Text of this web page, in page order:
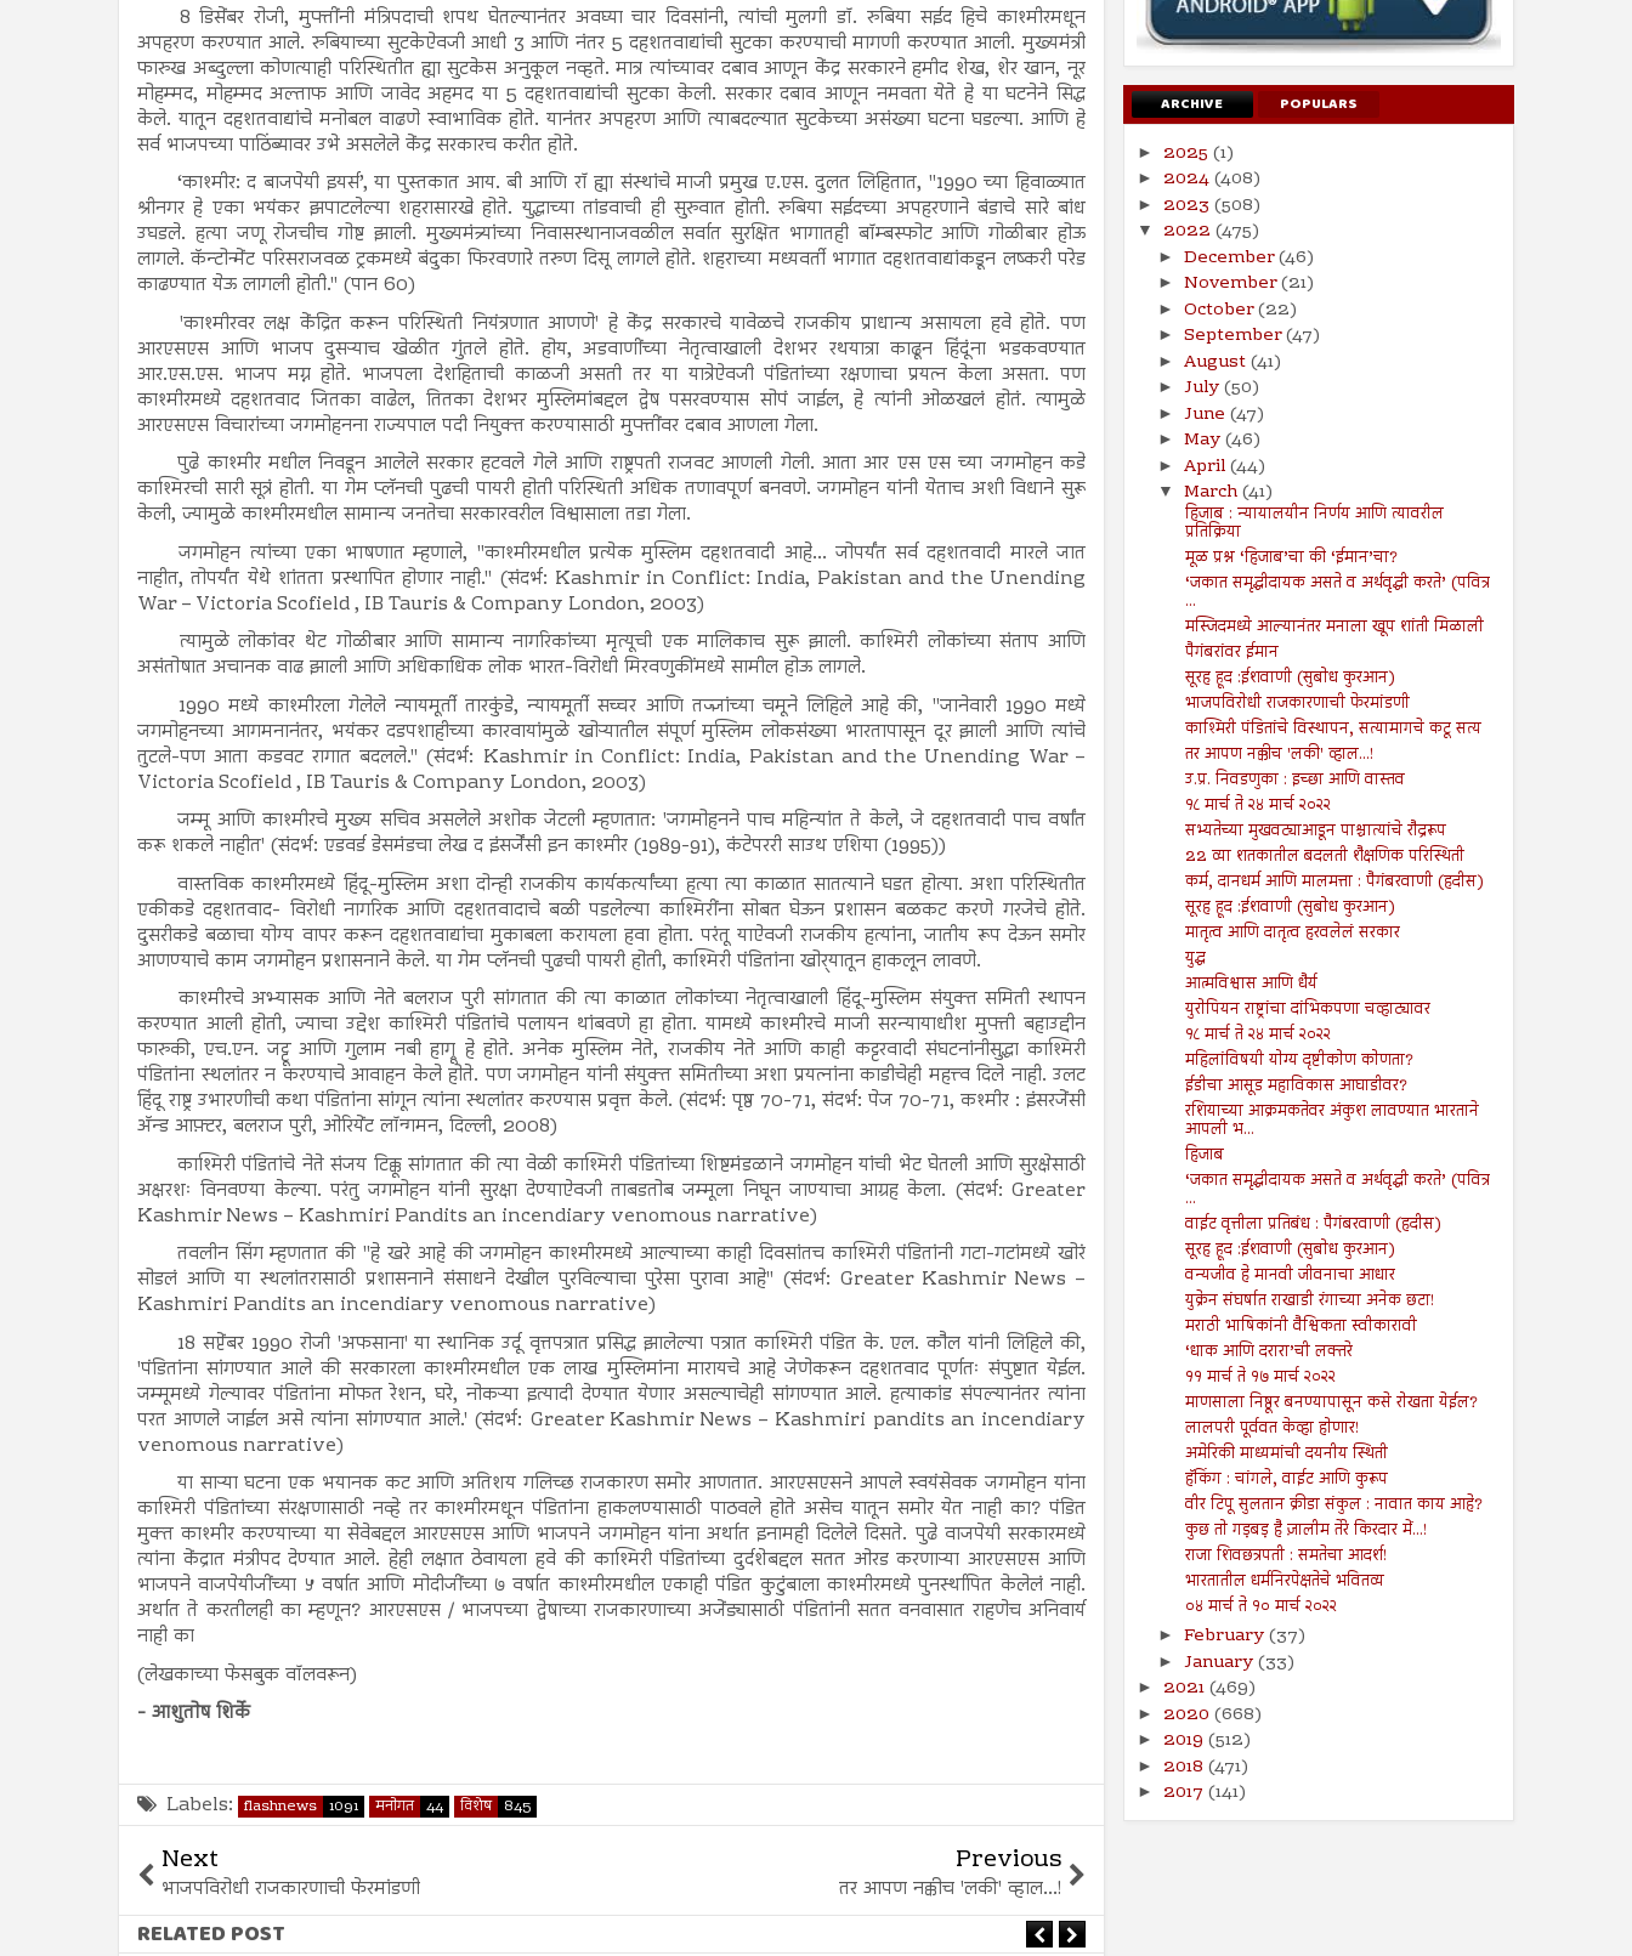
8 डिसेंबर रोजी, मुफ्तींनी मंत्रि‍पदाची शपथ घेतल्यानंतर अवघ्या चार दिवसांनी, त्यांची मुलगी डॉ. रुबिया सईद हिचे काश्मीरमधून
अपहरण करण्यात आले. रुबियाच्या सुटकेऐवजी आधी 3 आणि नंतर 5 दहशतवाद्यांची सुटका करण्याची मागणी करण्यात आली. मुख्यमंत्री
फारुख अब्दुल्ला कोणत्याही परिस्थितीत ह्या सुटकेस अनुकूल नव्हते. मात्र त्यांच्यावर दबाव आणून केंद्र सरकारने हमीद शेख, शेर खान, नूर
मोहम्मद, मोहम्मद अल्ताफ आणि जावेद अहमद या 5 दहशतवाद्यांची सुटका केली. सरकार दबाव आणून नमवता येते हे या घटनेने सिद्ध
केले. यातून दहशतवाद्यांचे मनोबल वाढणे स्वाभाविक होते. यानंतर अपहरण आणि त्याबदल्यात सुटकेच्या असंख्या घटना घडल्या. आणि हे
सर्व भाजपच्या पाठिंब्यावर उभे असलेले केंद्र सरकारच करीत होते.
‘काश्मीर: द बाजपेयी इयर्स’, या पुस्तकात आय. बी आणि रॉ ह्या संस्थांचे माजी प्रमुख ए.एस. दुलत लिहितात, "1990 च्या हिवाळ्यात
श्रीनगर हे एका भयंकर झपाटलेल्या शहरासारखे होते. युद्धाच्या तांडवाची ही सुरुवात होती. रुबिया सईदच्या अपहरणाने बंडाचे सारे बांध
उघडले. हत्या जणू रोजचीच गोष्ट झाली. मुख्यमंत्र्यांच्या निवासस्थानाजवळील सर्वात सुरक्षित भागातही बॉम्बस्फोट आणि गोळीबार होऊ
लागले. कॅन्टोन्मेंट परिसराजवळ ट्रकमध्ये बंदुका फिरवणारे तरुण दिसू लागले होते. शहराच्या मध्यवर्ती भागात दहशतवाद्यांकडून लष्करी परेड
काढण्यात येऊ लागली होती." (पान 60)
'काश्मीरवर लक्ष केंद्रित करून परिस्थिती नियंत्रणात आणणे' हे केंद्र सरकारचे यावेळचे राजकीय प्राधान्य असायला हवे होते. पण
आरएसएस आणि भाजप दुसऱ्याच खेळीत गुंतले होते. होय, अडवाणींच्या नेतृत्वाखाली देशभर रथयात्रा काढून हिंदूंना भडकवण्यात
आर.एस.एस. भाजप मग्न होते. भाजपला देशहिताची काळजी असती तर या यात्रेऐवजी पंडितांच्या रक्षणाचा प्रयत्न केला असता. पण
काश्मीरमध्ये दहशतवाद जितका वाढेल, तितका देशभर मुस्लिमांबद्दल द्वेष पसरवण्यास सोपं जाईल, हे त्यांनी ओळखलं होतं. त्यामुळे
आरएसएस विचारांच्या जगमोहनना राज्यपाल पदी नियुक्त करण्यासाठी मुफ्तींवर दबाव आणला गेला.
पुढे काश्मीर मधील निवडून आलेले सरकार हटवले गेले आणि राष्ट्रपती राजवट आणली गेली. आता आर एस एस च्या जगमोहन कडे
काश्मिरची सारी सूत्रं होती. या गेम प्लॅनची पुढची पायरी होती परिस्थिती अधिक तणावपूर्ण बनवणे. जगमोहन यांनी येताच अशी विधाने सुरू
केली, ज्यामुळे काश्मीरमधील सामान्य जनतेचा सरकारवरील विश्वासाला तडा गेला.
जगमोहन त्यांच्या एका भाषणात म्हणाले, "काश्मीरमधील प्रत्येक मुस्लिम दहशतवादी आहे... जोपर्यंत सर्व दहशतवादी मारले जात
नाहीत, तोपर्यंत येथे शांतता प्रस्थापित होणार नाही." (संदर्भ: Kashmir in Conflict: India, Pakistan and the Unending
War – Victoria Scofield , IB Tauris & Company London, 2003)
त्यामुळे लोकांवर थेट गोळीबार आणि सामान्य नागरिकांच्या मृत्यूची एक मालिकाच सुरू झाली. काश्मिरी लोकांच्या संताप आणि
असंतोषात अचानक वाढ झाली आणि अधिकाधिक लोक भारत-विरोधी मिरवणुकींमध्ये सामील होऊ लागले.
1990 मध्ये काश्मीरला गेलेले न्यायमूर्ती तारकुंडे, न्यायमूर्ती सच्चर आणि तज्ज्ञांच्या चमूने लिहिले आहे की, "जानेवारी 1990 मध्ये
जगमोहनच्या आगमनानंतर, भयंकर दडपशाहीच्या कारवायांमुळे खोऱ्यातील संपूर्ण मुस्लिम लोकसंख्या भारतापासून दूर झाली आणि त्यांचे
तुटले-पण आता कडवट रागात बदलले." (संदर्भ: Kashmir in Conflict: India, Pakistan and the Unending War –
Victoria Scofield , IB Tauris & Company London, 2003)
जम्मू आणि काश्मीरचे मुख्य सचिव असलेले अशोक जेटली म्हणतात: 'जगमोहनने पाच महिन्यांत ते केले, जे दहशतवादी पाच वर्षांत
करू शकले नाहीत' (संदर्भ: एडवर्ड डेसमंडचा लेख द इंसर्जेंसी इन काश्मीर (1989-91), कंटेपररी साउथ एशिया (1995))
वास्तविक काश्मीरमध्ये हिंदू-मुस्लिम अशा दोन्ही राजकीय कार्यकर्त्यांच्या हत्या त्या काळात सातत्याने घडत होत्या. अशा परिस्थितीत
एकीकडे दहशतवाद- विरोधी नागरिक आणि दहशतवादाचे बळी पडलेल्या काश्मिरींना सोबत घेऊन प्रशासन बळकट करणे गरजेचे होते.
दुसरीकडे बळाचा योग्य वापर करून दहशतवाद्यांचा मुकाबला करायला हवा होता. परंतू याऐवजी राजकीय हत्यांना, जातीय रूप देऊन समोर
आणण्याचे काम जगमोहन प्रशासनाने केले. या गेम प्लॅनची पुढची पायरी होती, काश्मिरी पंडितांना खोर्‍यातून हाकलून लावणे.
काश्मीरचे अभ्यासक आणि नेते बलराज पुरी सांगतात की त्या काळात लोकांच्या नेतृत्वाखाली हिंदू-मुस्लिम संयुक्त समिती स्थापन
करण्यात आली होती, ज्याचा उद्देश काश्मिरी पंडितांचे पलायन थांबवणे हा होता. यामध्ये काश्मीरचे माजी सरन्यायाधीश मुफ्ती बहाउद्दीन
फारुकी, एच.एन. जट्टू आणि गुलाम नबी हाग्रू हे होते. अनेक मुस्लिम नेते, राजकीय नेते आणि काही कट्टरवादी संघटनांनीसुद्धा काश्मिरी
पंडितांना स्थलांतर न करण्याचे आवाहन केले होते. पण जगमोहन यांनी संयुक्त समितीच्या अशा प्रयत्नांना काडीचेही महत्त्व दिले नाही. उलट
हिंदू राष्ट्र उभारणीची कथा पंडितांना सांगून त्यांना स्थलांतर करण्यास प्रवृत्त केले. (संदर्भ: पृष्ठ 70-71, संदर्भ: पेज 70-71, कश्मीर : इंसरजेंसी
अ‍ॅन्ड आफ़्टर, बलराज पुरी, ओरियेंट लॉन्गमन, दिल्ली, 2008)
काश्मिरी पंडितांचे नेते संजय टिक्कू सांगतात की त्या वेळी काश्मिरी पंडितांच्या शिष्टमंडळाने जगमोहन यांची भेट घेतली आणि सुरक्षेसाठी
अक्षरशः विनवण्या केल्या. परंतु जगमोहन यांनी सुरक्षा देण्याऐवजी ताबडतोब जम्मूला निघून जाण्याचा आग्रह केला. (संदर्भ: Greater
Kashmir News – Kashmiri Pandits an incendiary venomous narrative)
तवलीन सिंग म्हणतात की "हे खरे आहे की जगमोहन काश्मीरमध्ये आल्याच्या काही दिवसांतच काश्मिरी पंडितांनी गटा-गटांमध्ये खोरं
सोडलं आणि या स्थलांतरासाठी प्रशासनाने संसाधने देखील पुरविल्याचा पुरेसा पुरावा आहे" (संदर्भ: Greater Kashmir News –
Kashmiri Pandits an incendiary venomous narrative)
18 सप्टेंबर 1990 रोजी 'अफसाना' या स्थानिक उर्दू वृत्तपत्रात प्रसिद्ध झालेल्या पत्रात काश्मिरी पंडित के. एल. कौल यांनी लिहिले की,
'पंडितांना सांगण्यात आले की सरकारला काश्मीरमधील एक लाख मुस्लिमांना मारायचे आहे जेणेकरून दहशतवाद पूर्णतः संपुष्टात येईल.
जम्मूमध्ये गेल्यावर पंडितांना मोफत रेशन, घरे, नोकऱ्या इत्यादी देण्यात येणार असल्याचेही सांगण्यात आले. हत्याकांड संपल्यानंतर त्यांना
परत आणले जाईल असे त्यांना सांगण्यात आले.' (संदर्भ: Greater Kashmir News – Kashmiri pandits an incendiary
venomous narrative)
या साऱ्या घटना एक भयानक कट आणि अतिशय गलिच्छ राजकारण समोर आणतात. आरएसएसने आपले स्वयंसेवक जगमोहन यांना
काश्मिरी पंडितांच्या संरक्षणासाठी नव्हे तर काश्मीरमधून पंडितांना हाकलण्यासाठी पाठवले होते असेच यातून समोर येत नाही का? पंडित
मुक्त काश्मीर करण्याच्या या सेवेबद्दल आरएसएस आणि भाजपने जगमोहन यांना अर्थात इनामही दिलेले दिसते. पुढे वाजपेयी सरकारमध्ये
त्यांना केंद्रात मंत्रीपद देण्यात आले. हेही लक्षात ठेवायला हवे की काश्मिरी पंडितांच्या दुर्दशेबद्दल सतत ओरड करणाऱ्या आरएसएस आणि
भाजपने वाजपेयीजींच्या ५ वर्षात आणि मोदीजींच्या ७ वर्षात काश्मीरमधील एकाही पंडित कुटुंबाला काश्मीरमध्ये पुनर्स्थापित केलेलं नाही.
अर्थात ते करतीलही का म्हणून? आरएसएस / भाजपच्या द्वेषाच्या राजकारणाच्या अजेंड्यासाठी पंडितांनी सतत वनवासात राहणेच अनिवार्य
नाही का
(लेखकाच्या फेसबुक वॉलवरून)
- आशुतोष शिर्के
Labels: flashnews 1091 मनोगत 44 विशेष 845
Next
भाजपविरोधी राजकारणाची फेरमांडणी
Previous
तर आपण नक्कीच 'लकी' व्हाल...!
RELATED POST
ARCHIVE POPULARS
► 2025 (1)
► 2024(408)
► 2023 (508)
▼ 2022 (475)
► December(46)
► November(21)
► October(22)
► September(47)
► August(41)
► July(50)
► June (47)
► May(46)
► April(44)
▼ March(41)
हिजाब : न्यायालयीन निर्णय आणि त्यावरील
प्रतिक्रिया
मूळ प्रश्न ‘हिजाब’चा की ‘ईमान’चा?
‘जकात समृद्धीदायक असते व अर्थवृद्धी करते’ (पवित्र
...
मस्जिदमध्ये आल्यानंतर मनाला खूप शांती मिळाली
पैगंबरांवर ईमान
सूरह हूद :ईशवाणी (सुबोध कुरआन)
भाजपविरोधी राजकारणाची फेरमांडणी
काश्मिरी पंडितांचे विस्थापन, सत्यामागचे कटू सत्य
तर आपण नक्कीच 'लकी' व्हाल...!
उ.प्र. निवडणुका : इच्छा आणि वास्तव
१८ मार्च ते २४ मार्च २०२२
सभ्यतेच्या मुखवट्याआडून पाश्चात्यांचे रौद्ररूप
22 व्या शतकातील बदलती शैक्षणिक परिस्थिती
कर्म, दानधर्म आणि मालमत्ता : पैगंबरवाणी (हदीस)
सूरह हूद :ईशवाणी (सुबोध कुरआन)
मातृत्व आणि दातृत्व हरवलेलं सरकार
युद्ध
आत्मविश्वास आणि धैर्य
युरोपियन राष्ट्रांचा दांभिकपणा चव्हाट्यावर
१८ मार्च ते २४ मार्च २०२२
महिलांविषयी योग्य दृष्टीकोण कोणता?
ईडीचा आसूड महाविकास आघाडीवर?
रशियाच्या आक्रमकतेवर अंकुश लावण्यात भारताने
आपली भ...
हिजाब
‘जकात समृद्धीदायक असते व अर्थवृद्धी करते’ (पवित्र
...
वाईट वृत्तीला प्रतिबंध : पैगंबरवाणी (हदीस)
सूरह हूद :ईशवाणी (सुबोध कुरआन)
वन्यजीव हे मानवी जीवनाचा आधार
युक्रेन संघर्षात राखाडी रंगाच्या अनेक छटा!
मराठी भाषिकांनी वैश्विकता स्वीकारावी
‘धाक आणि दरारा’ची लक्तरे
११ मार्च ते १७ मार्च २०२२
माणसाला निष्ठूर बनण्यापासून कसे रोखता येईल?
लालपरी पूर्ववत केव्हा होणार!
अमेरिकी माध्यमांची दयनीय स्थिती
हॅकिंग : चांगले, वाईट आणि कुरूप
वीर टिपू सुलतान क्रीडा संकुल : नावात काय आहे?
कुछ तो गड़बड़ है ज़ालीम तेरे किरदार में...!
राजा शिवछत्रपती : समतेचा आदर्श!
भारतातील धर्मनिरपेक्षतेचे भवितव्य
०४ मार्च ते १० मार्च २०२२
► February(37)
► January(33)
► 2021(469)
► 2020 (668)
► 2019 (512)
► 2018 (471)
► 2017 (141)